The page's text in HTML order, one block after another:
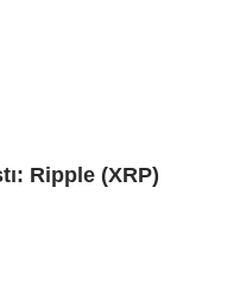
Ripple (XRP)